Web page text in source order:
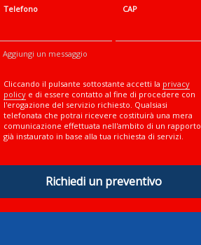
Telefono CAP
Aggiungi un messaggio
Cliccando il pulsante sottostante accetti la privacy
policy e di essere contatto al fine di procedere con
l'erogazione del servizio richiesto. Qualsiasi
telefonata che potrai ricevere costituirà una mera
comunicazione effettuata nell'ambito di un rapporto
già instaurato in base alla tua richiesta di servizi.
Richiedi un preventivo